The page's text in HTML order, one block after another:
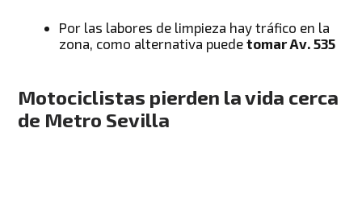
Por las labores de limpieza hay tráfico en la
zona, como alternativa puede tomar Av. 535
Motociclistas pierden la vida cerca
de Metro Sevilla